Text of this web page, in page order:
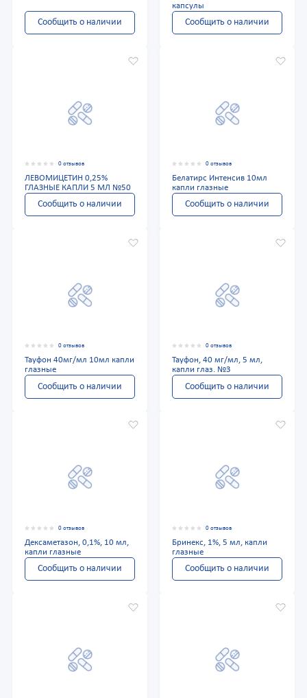
Сообщить о наличии
капсулы
Сообщить о наличии
0 отзывов
ЛЕВОМИЦЕТИН 0,25%
ГЛАЗНЫЕ КАПЛИ 5 МЛ №50
Сообщить о наличии
0 отзывов
Белатирс Интенсив 10мл
капли глазные
Сообщить о наличии
0 отзывов
Тауфон 40мг/мл 10мл капли
глазные
Сообщить о наличии
0 отзывов
Тауфон, 40 мг/мл, 5 мл,
капли глаз. №3
Сообщить о наличии
0 отзывов
Дексаметазон, 0,1%, 10 мл,
капли глазные
Сообщить о наличии
0 отзывов
Бринекс, 1%, 5 мл, капли
глазные
Сообщить о наличии